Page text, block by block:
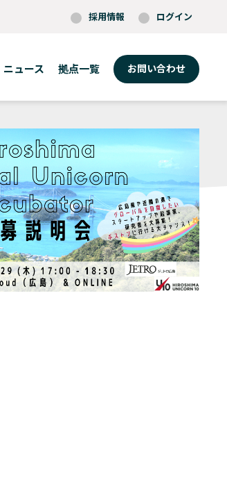
ニュース 拠点一覧
ボストン
ケンブリッジ
フィラデルフィア
プロビデンス
セントルイス
ロッテルダム
ワルシャワ
ベルリン
お問い合わせ
採用情報 ログイン